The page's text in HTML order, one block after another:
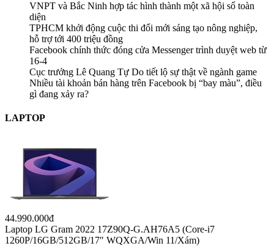
VNPT và Bắc Ninh hợp tác hình thành một xã hội số toàn
diện
TPHCM khởi động cuộc thi đổi mới sáng tạo nông nghiệp,
hỗ trợ tới 400 triệu đồng
Facebook chính thức đóng cửa Messenger trình duyệt web từ
16-4
Cục trưởng Lê Quang Tự Do tiết lộ sự thật về ngành game
Nhiều tài khoản bán hàng trên Facebook bị “bay màu”, điều
gì đang xảy ra?
LAPTOP
44.990.000đ
Laptop LG Gram 2022 17Z90Q-G.AH76A5 (Core-i7
1260P/16GB/512GB/17″ WQXGA/Win 11/Xám)